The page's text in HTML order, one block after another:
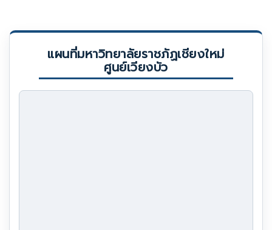
แผนที่มหาวิทยาลัยราชภัฏเชียงใหม่
ศูนย์เวียงบัว